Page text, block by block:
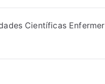
Científicas Enfermer